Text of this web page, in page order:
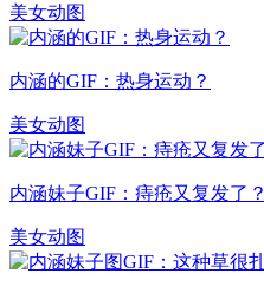
美女动图
内涵的GIF：热身运动？
美女动图
内涵妹子GIF：痔疮又复发了？
美女动图